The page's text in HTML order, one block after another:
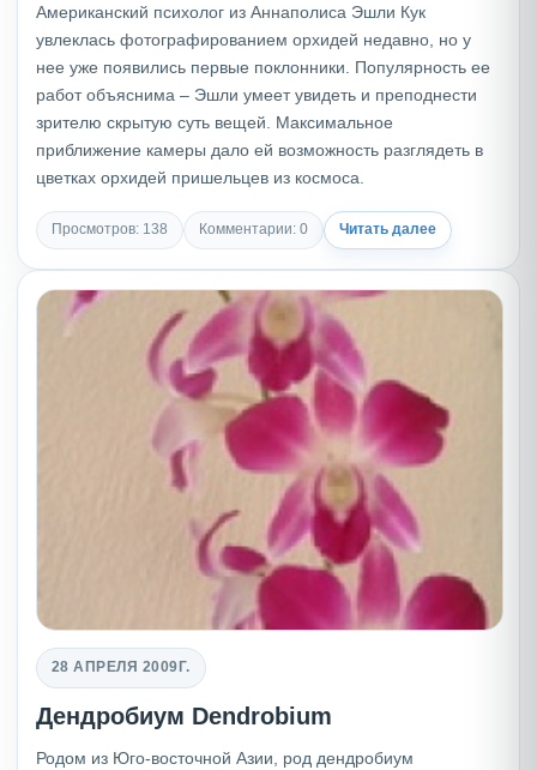
Американский психолог из Аннаполиса Эшли Кук
увлеклась фотографированием орхидей недавно, но у
нее уже появились первые поклонники. Популярность ее
работ объяснима – Эшли умеет увидеть и преподнести
зрителю скрытую суть вещей. Максимальное
приближение камеры дало ей возможность разглядеть в
цветках орхидей пришельцев из космоса.
Просмотров: 138 Комментарии: 0 Читать далее
28 АПРЕЛЯ 2009Г.
Дендробиум Dendrobium
Родом из Юго-восточной Азии, род дендробиум